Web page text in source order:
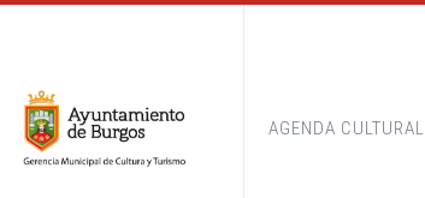
AGENDA CULTURAL